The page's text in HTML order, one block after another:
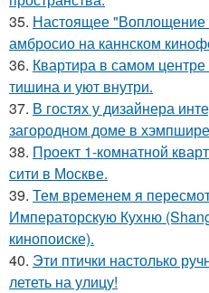
35. Настоящее "Воплощение
амбросио на каннском
36. Квартира в самом
тишина и уют внутри.
37. В гостях у дизайнера
загородном доме в
38. Проект 1-комнатной
сити в Москве.
39. Тем временем я
Императорскую Кухню
кинопоиске).
40. Эти птички настолько
лететь на улицу!